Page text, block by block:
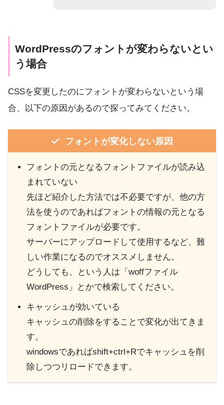
WordPressのフォントが変わらないとい
う場合
CSSを変更したのにフォントが変わらないという場
合、以下の原因があるので探ってみてください。
フォントが変化しない原因
フォントの元となるフォントファイルが読み込
まれていない
先ほど紹介した方法では不必要ですが、他の方
法を使うのであればフォントの情報の元となる
フォントファイルが必要です。
サーバーにアップロードして使用するなど、難
しい作業になるのでオススメしません。
どうしても、という人は「woffファイル
WordPress」とかで検索してください。
キャッシュが効いている
キャッシュの削除をすることで変化が出てきま
す。
windowsであればshift+ctrl+Rでキャッシュを削
除しつつリロードできます。